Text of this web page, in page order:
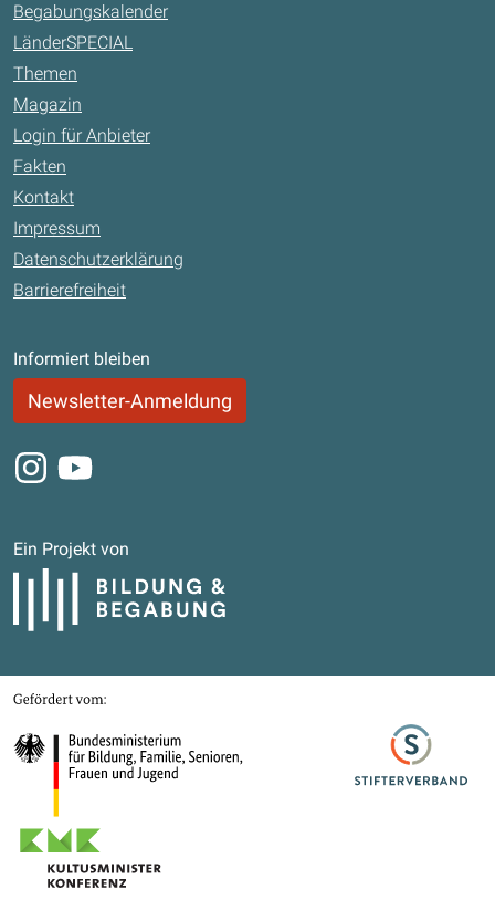
Begabungskalender
LänderSPECIAL
Themen
Magazin
Login für Anbieter
Fakten
Kontakt
Impressum
Datenschutzerklärung
Barrierefreiheit
Informiert bleiben
Newsletter-Anmeldung
Instagram
Youtube
Ein Projekt von
Bildung und Begabung
Gefördert von
Bundesministerium für Bildung, Familie, Senioren, Frauen und Jugend
Stifterverband
Kultusministerkonferenz